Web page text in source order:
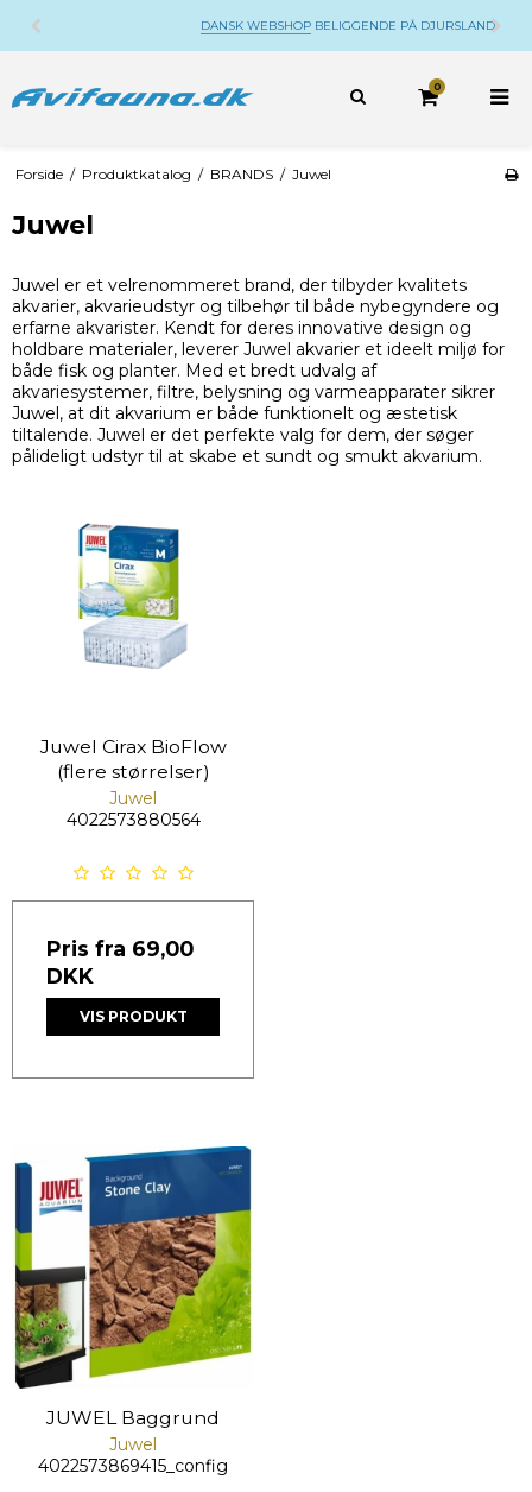
DANSK WEBSHOPBELIGGENDE PÅ DJURSLAND
0
Forside / Produktkatalog / BRANDS / Juwel
Juwel
Juwel er et velrenommeret brand, der tilbyder kvalitets
akvarier, akvarieudstyr og tilbehør til både nybegyndere og
erfarne akvarister. Kendt for deres innovative design og
holdbare materialer, leverer Juwel akvarier et ideelt miljø for
både fisk og planter. Med et bredt udvalg af
akvariesystemer, filtre, belysning og varmeapparater sikrer
Juwel, at dit akvarium er både funktionelt og æstetisk
tiltalende. Juwel er det perfekte valg for dem, der søger
pålideligt udstyr til at skabe et sundt og smukt akvarium.
Juwel Cirax BioFlow
(flere størrelser)
Juwel
4022573880564
Pris fra 69,00
DKK
VIS PRODUKT
JUWEL Baggrund
Juwel
4022573869415_config